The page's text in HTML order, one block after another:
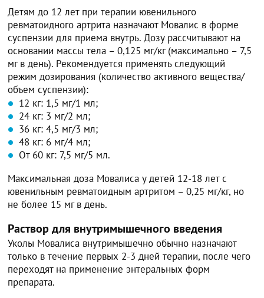
Детям до 12 лет при терапии ювенильного
ревматоидного артрита назначают Мовалис в форме
суспензии для приема внутрь. Дозу рассчитывают на
основании массы тела – 0,125 мг/кг (максимально – 7,5
мг в день). Рекомендуется применять следующий
режим дозирования (количество активного вещества/
объем суспензии):
12 кг: 1,5 мг/1 мл;
24 кг: 3 мг/2 мл;
36 кг: 4,5 мг/3 мл;
48 кг: 6 мг/4 мл;
От 60 кг: 7,5 мг/5 мл.
Максимальная доза Мовалиса у детей 12-18 лет с
ювенильным ревматоидным артритом – 0,25 мг/кг, но
не более 15 мг в день.
Раствор для внутримышечного введения
Уколы Мовалиса внутримышечно обычно назначают
только в течение первых 2-3 дней терапии, после чего
переходят на применение энтеральных форм
препарата.